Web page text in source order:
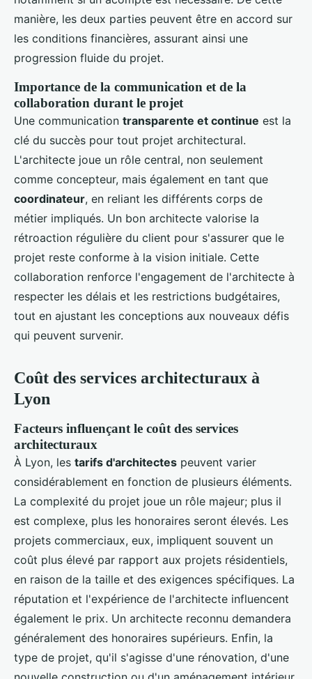
manière, les deux parties peuvent être en accord sur
les conditions financières, assurant ainsi une
progression fluide du projet.
Importance de la communication et de la
collaboration durant le projet
Une communication transparente et continue est la
clé du succès pour tout projet architectural.
L'architecte joue un rôle central, non seulement
comme concepteur, mais également en tant que
coordinateur, en reliant les différents corps de
métier impliqués. Un bon architecte valorise la
rétroaction régulière du client pour s'assurer que le
projet reste conforme à la vision initiale. Cette
collaboration renforce l'engagement de l'architecte à
respecter les délais et les restrictions budgétaires,
tout en ajustant les conceptions aux nouveaux défis
qui peuvent survenir.
Coût des services architecturaux à
Lyon
Facteurs influençant le coût des services
architecturaux
À Lyon, les tarifs d'architectes peuvent varier
considérablement en fonction de plusieurs éléments.
La complexité du projet joue un rôle majeur; plus il
est complexe, plus les honoraires seront élevés. Les
projets commerciaux, eux, impliquent souvent un
coût plus élevé par rapport aux projets résidentiels,
en raison de la taille et des exigences spécifiques. La
réputation et l'expérience de l'architecte influencent
également le prix. Un architecte reconnu demandera
généralement des honoraires supérieurs. Enfin, la
type de projet, qu'il s'agisse d'une rénovation, d'une